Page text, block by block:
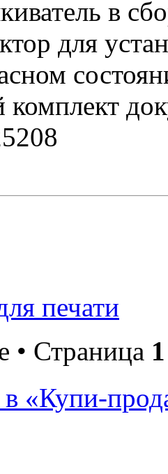
в
для
комплект
печати
• Страница 1
в «Купи-